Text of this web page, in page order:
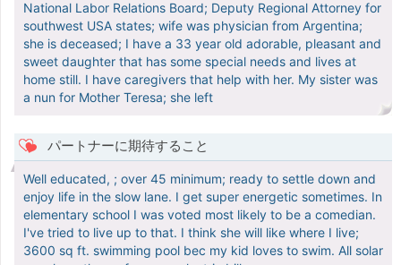
National Labor Relations Board; Deputy Regional Attorney for
southwest USA states; wife was physician from Argentina;
she is deceased; I have a 33 year old adorable, pleasant and
sweet daughter that has some special needs and lives at
home still. I have caregivers that help with her. My sister was
a nun for Mother Teresa; she left
パートナーに期待すること
Well educated, ; over 45 minimum; ready to settle down and
enjoy life in the slow lane. I get super energetic sometimes. In
elementary school I was voted most likely to be a comedian.
I've tried to live up to that. I think she will like where I live;
3600 sq ft. swimming pool bec my kid loves to swim. All solar